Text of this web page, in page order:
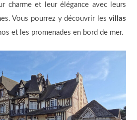
charme et leur élégance avec leurs
Vous pourrez y découvrir lesvillas
et les promenades en bord de mer.